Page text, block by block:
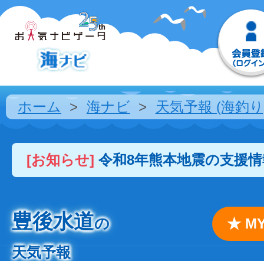
ホーム 海ナビ 天気予報 (海釣
[お知らせ] 令和8年熊本地震の支援
豊後水道の
天気予報
★